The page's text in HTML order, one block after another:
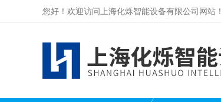
您好！欢迎访问上海化烁智能设备有限公司网站！